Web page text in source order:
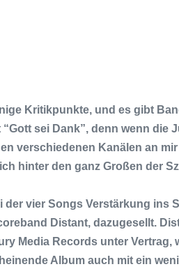
Kritikpunkte, und es gibt
sei Dank”, denn wenn
verschiedenen Kanälen an
hinter den ganz Großen der
der vier Songs Verstärkung ins
Distant, dazugesellt.
Media Records unter Vertrag,
Album auch mit ein